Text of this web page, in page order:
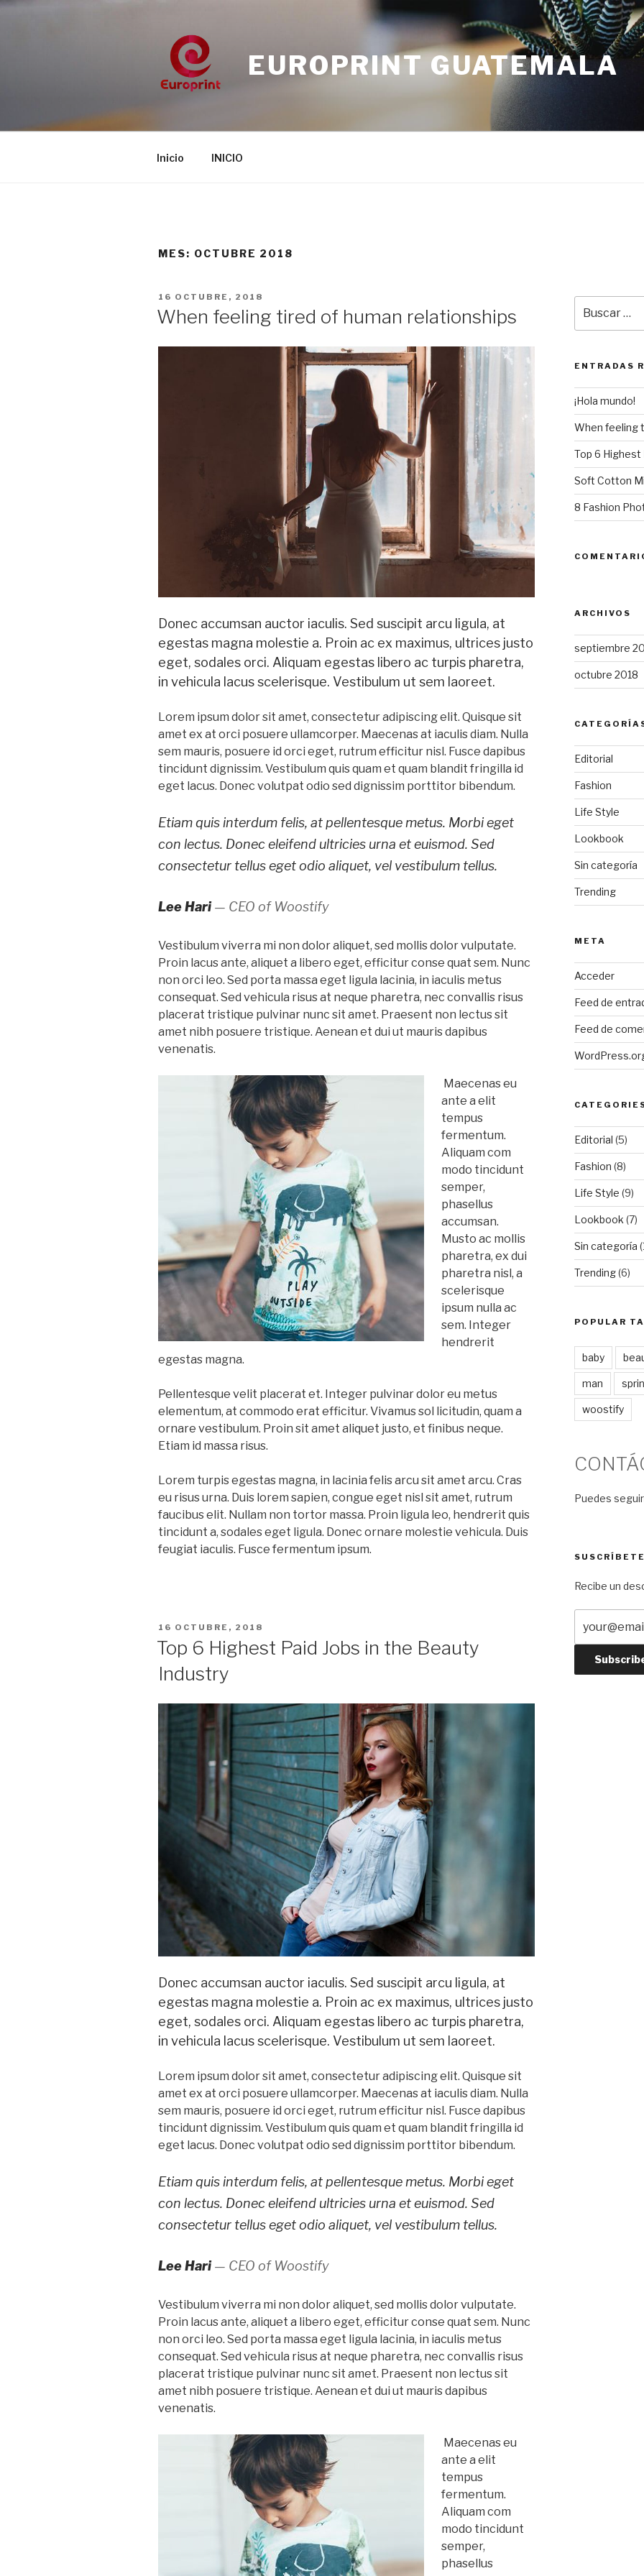
Saltar
EUROPRINT GUATEMALA
Inicio INICIO
MES: OCTUBRE 2018
PUBLICADO
16 OCTUBRE, 2018
When feeling tired of human relationships
Donec accumsan auctor iaculis. Sed suscipit arcu ligula, at
egestas magna molestie a. Proin ac ex maximus, ultrices justo
eget, sodales orci. Aliquam egestas libero ac turpis pharetra,
in vehicula lacus scelerisque. Vestibulum ut sem laoreet.
Lorem ipsum dolor sit amet, consectetur adipiscing elit. Quisque sit
amet ex at orci posuere ullamcorper. Maecenas at iaculis diam. Nulla
sem mauris, posuere id orci eget, rutrum efficitur nisl. Fusce dapibus
tincidunt dignissim. Vestibulum quis quam et quam blandit fringilla id
eget lacus. Donec volutpat odio sed dignissim porttitor bibendum.
Etiam quis interdum felis, at pellentesque metus. Morbi eget
con lectus. Donec eleifend ultricies urna et euismod. Sed
consectetur tellus eget odio aliquet, vel vestibulum tellus.
Lee Hari— CEO of Woostify
Vestibulum viverra mi non dolor aliquet, sed mollis dolor vulputate.
Proin lacus ante, aliquet a libero eget, efficitur conse quat sem. Nunc
non orci leo. Sed porta massa eget ligula lacinia, in iaculis metus
consequat. Sed vehicula risus at neque pharetra, nec convallis risus
placerat tristique pulvinar nunc sit amet. Praesent non lectus sit
amet nibh posuere tristique. Aenean et dui ut mauris dapibus
venenatis.
Maecenas eu
ante a elit
tempus
fermentum.
Aliquam com
modo tincidunt
semper,
phasellus
accumsan.
Musto ac mollis
pharetra, ex dui
pharetra nisl, a
scelerisque
ipsum nulla ac
sem. Integer
hendrerit
egestas magna.
Pellentesque velit placerat et. Integer pulvinar dolor eu metus
elementum, at commodo erat efficitur. Vivamus sol licitudin, quam a
ornare vestibulum. Proin sit amet aliquet justo, et finibus neque.
Etiam id massa risus.
Lorem turpis egestas magna, in lacinia felis arcu sit amet arcu. Cras
eu risus urna. Duis lorem sapien, congue eget nisl sit amet, rutrum
faucibus elit. Nullam non tortor massa. Proin ligula leo, hendrerit quis
tincidunt a, sodales eget ligula. Donec ornare molestie vehicula. Duis
feugiat iaculis. Fusce fermentum ipsum.
PUBLICADO
16 OCTUBRE, 2018
Top 6 Highest Paid Jobs in the Beauty
Industry
Donec accumsan auctor iaculis. Sed suscipit arcu ligula, at
egestas magna molestie a. Proin ac ex maximus, ultrices justo
eget, sodales orci. Aliquam egestas libero ac turpis pharetra,
in vehicula lacus scelerisque. Vestibulum ut sem laoreet.
Lorem ipsum dolor sit amet, consectetur adipiscing elit. Quisque sit
amet ex at orci posuere ullamcorper. Maecenas at iaculis diam. Nulla
sem mauris, posuere id orci eget, rutrum efficitur nisl. Fusce dapibus
tincidunt dignissim. Vestibulum quis quam et quam blandit fringilla id
eget lacus. Donec volutpat odio sed dignissim porttitor bibendum.
Etiam quis interdum felis, at pellentesque metus. Morbi eget
con lectus. Donec eleifend ultricies urna et euismod. Sed
consectetur tellus eget odio aliquet, vel vestibulum tellus.
Lee Hari— CEO of Woostify
Vestibulum viverra mi non dolor aliquet, sed mollis dolor vulputate.
Proin lacus ante, aliquet a libero eget, efficitur conse quat sem. Nunc
non orci leo. Sed porta massa eget ligula lacinia, in iaculis metus
consequat. Sed vehicula risus at neque pharetra, nec convallis risus
placerat tristique pulvinar nunc sit amet. Praesent non lectus sit
amet nibh posuere tristique. Aenean et dui ut mauris dapibus
venenatis.
Maecenas eu
ante a elit
tempus
fermentum.
Aliquam com
modo tincidunt
semper,
phasellus
por:
ENTRADAS
¡Hola mundo!
When feeling
Top 6 Highest
Soft Cotton
8 Fashion
ARCHIVOS
septiembre
octubre 2018
Editorial
Fashion
Life Style
Lookbook
Sin categoría
Trending
META
Acceder
Feed de
Feed de
Editorial (5)
Fashion (8)
Life Style (9)
Lookbook (7)
Sin categoría
Trending(6)
POPULAR
baby
man
woostify
Puedes
SUSCRÍBETE
Recibe un